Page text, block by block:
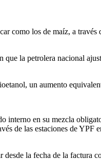
como los de maíz, a
la petrolera nacional
un aumento
interno en su mezcla
de las estaciones de YPF
la fecha de la factura